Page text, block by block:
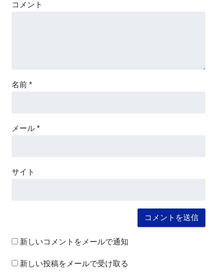
コメント
名前 *
メール *
サイト
新しいコメントをメールで通知
新しい投稿をメールで受け取る